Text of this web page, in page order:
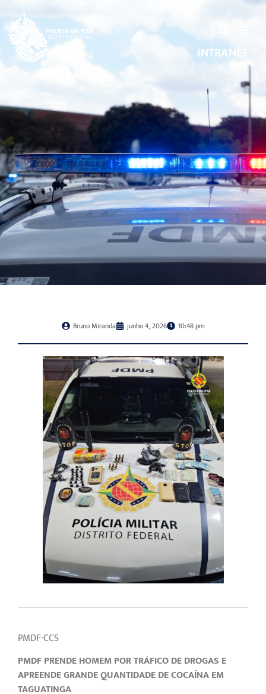
INTRANET
Bruno Miranda junho 4, 2026 10:48 pm
PMDF-CCS
PMDF PRENDE HOMEM POR TRÁFICO DE DROGAS E
APREENDE GRANDE QUANTIDADE DE COCAÍNA EM
TAGUATINGA